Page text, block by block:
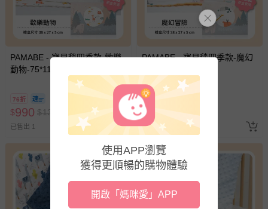
PAMABE - 寶貝毯四季款-歡樂
動物-75*110cm
76折
$990 $1300
已售出 1
PAMABE - 寶貝毯四季款-魔幻
76折
$990 1300
最新上架
使用APP瀏覽
獲得更順暢的購物體驗
開啟「媽咪愛」APP